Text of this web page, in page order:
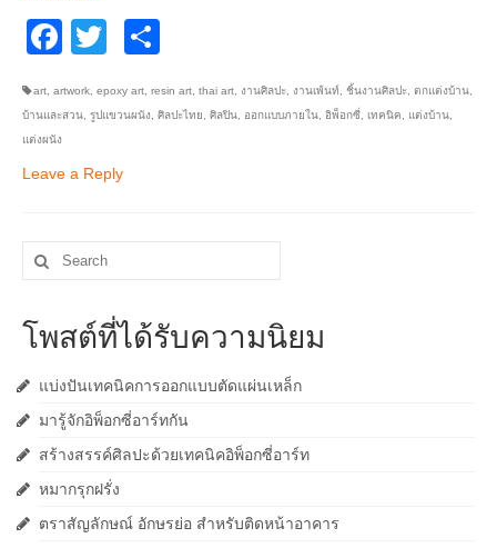
Facebook
Twitter
art artwork epoxy art resin art thai art งานศิลปะ งานเพ้นท์ ชิ้นงานศิลปะ ตกแต่งบ้าน
บ้านและสวน รูปแขวนผนัง ศิลปะไทย ศิลปิน ออกแบบภายใน อิพ็อกซี่ เทคนิค แต่งบ้าน
แต่งผนัง
Leave a Reply
Search
for:
โพสต์ที่ได้รับความนิยม
แบ่งปันเทคนิคการออกแบบตัดแผ่นเหล็ก
มารู้จักอิพ็อกซี่อาร์ทกัน
สร้างสรรค์ศิลปะด้วยเทคนิคอิพ็อกซี่อาร์ท
หมากรุกฝรั่ง
ตราสัญลักษณ์ อักษรย่อ สำหรับติดหน้าอาคาร